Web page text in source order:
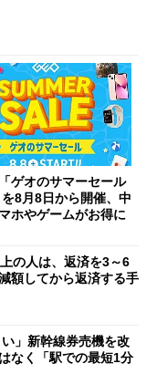
ゲオのサマーセール
8月8日から開催、中
ホやゲームがお得に
の人は、返済を3～6
額してから返済する手
」新幹線券売機を改
なく「駅での最短1分